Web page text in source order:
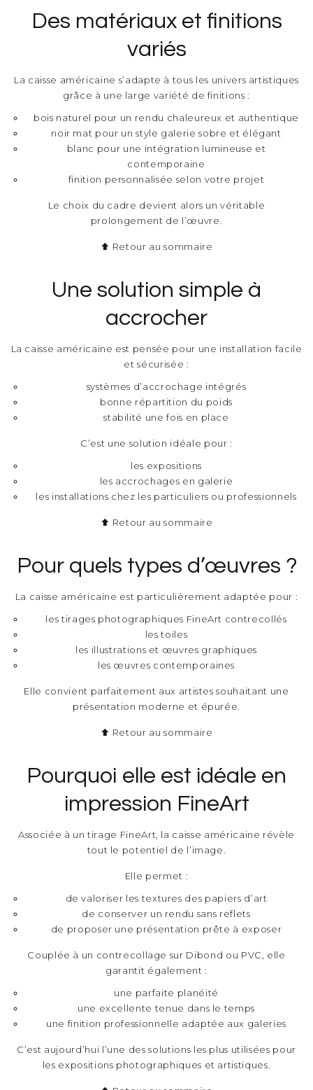
Des matériaux et finitions
variés
La caisse américaine s’adapte à tous les univers artistiques
grâce à une large variété de finitions :
bois naturel pour un rendu chaleureux et authentique
noir mat pour un style galerie sobre et élégant
blanc pour une intégration lumineuse et
contemporaine
finition personnalisée selon votre projet
Le choix du cadre devient alors un véritable
prolongement de l’œuvre.
⬆ Retour au sommaire
Une solution simple à
accrocher
La caisse américaine est pensée pour une installation facile
et sécurisée :
systèmes d’accrochage intégrés
bonne répartition du poids
stabilité une fois en place
C’est une solution idéale pour :
les expositions
les accrochages en galerie
les installations chez les particuliers ou professionnels
⬆ Retour au sommaire
Pour quels types d’œuvres ?
La caisse américaine est particulièrement adaptée pour :
les tirages photographiques FineArt contrecollés
les toiles
les illustrations et œuvres graphiques
les œuvres contemporaines
Elle convient parfaitement aux artistes souhaitant une
présentation moderne et épurée.
⬆ Retour au sommaire
Pourquoi elle est idéale en
impression FineArt
Associée à un tirage FineArt, la caisse américaine révèle
tout le potentiel de l’image.
Elle permet :
de valoriser les textures des papiers d’art
de conserver un rendu sans reflets
de proposer une présentation prête à exposer
Couplée à un contrecollage sur Dibond ou PVC, elle
garantit également :
une parfaite planéité
une excellente tenue dans le temps
une finition professionnelle adaptée aux galeries
C’est aujourd’hui l’une des solutions les plus utilisées pour
les expositions photographiques et artistiques.